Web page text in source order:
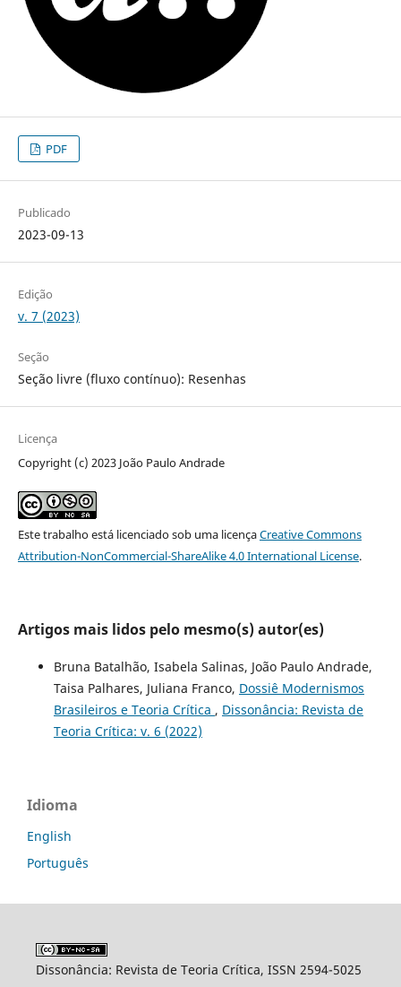
PDF
Publicado
2023-09-13
Edição
v. 7 (2023)
Seção
Seção livre (fluxo contínuo): Resenhas
Licença
Copyright (c) 2023 João Paulo Andrade
Este trabalho está licenciado sob uma licençaCreative Commons
Attribution-NonCommercial-ShareAlike 4.0 International License.
Artigos mais lidos pelo mesmo(s) autor(es)
Bruna Batalhão, Isabela Salinas, João Paulo Andrade,
Taisa Palhares, Juliana Franco, Dossiê Modernismos
Brasileiros e Teoria Crítica , Dissonância: Revista de
Teoria Crítica: v. 6 (2022)
Idioma
English
Português
Dissonância: Revista de Teoria Crítica, ISSN 2594-5025